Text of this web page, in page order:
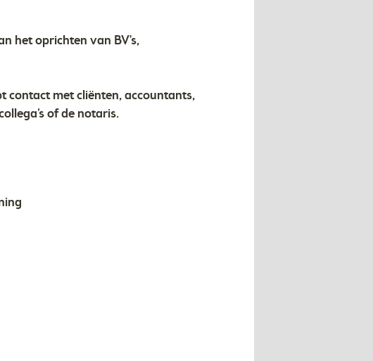
het oprichten van BV's,
contact met cliënten, accountants,
of de notaris.